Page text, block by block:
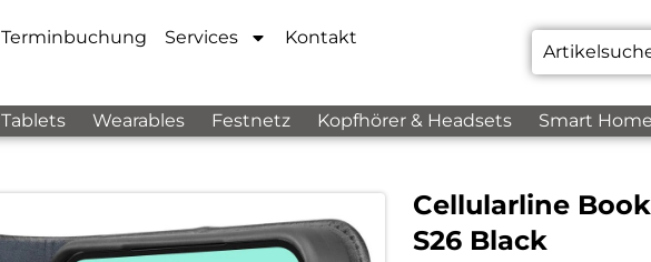
Terminbuchung Services
Kontakt
Tablets Wearables Festnetz Kopfhörer & Headsets Smart
Cellularline
S26 Black